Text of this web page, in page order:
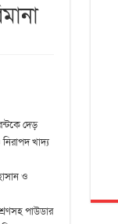
দেড়
খাদ্য
ও
পাউডার